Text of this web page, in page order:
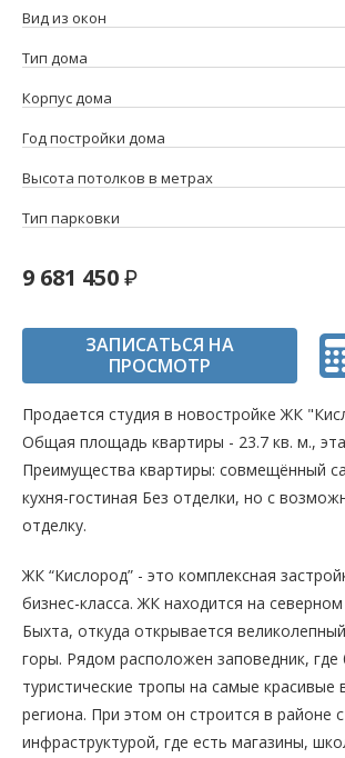
Вид из окон
Тип дома
Корпус дома
Год постройки дома
Высота потолков в метрах
Тип парковки
9 681 450
ЗАПИСАТЬСЯ НА
ПРОСМОТР
Продается студия в новостройке ЖК
Общая площадь квартиры - 23.7 кв. м.,
Преимущества квартиры: совмещённый
кухня-гостиная Без отделки, но с
отделку.
ЖК “Кислород” - это комплексная
бизнес-класса. ЖК находится на
Быхта, откуда открывается
горы. Рядом расположен заповедник, где
туристические тропы на самые красивые
региона. При этом он строится в районе
инфраструктурой, где есть магазины,